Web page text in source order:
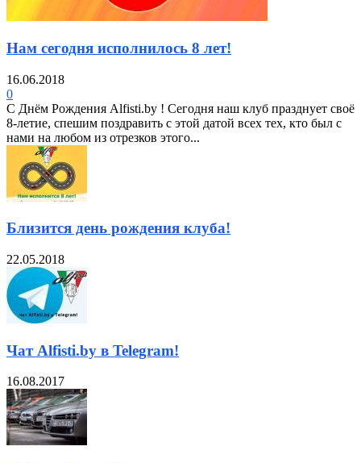
Нам сегодня исполнилось 8 лет!
16.06.2018
0
С Днём Рождения Alfisti.by ! Сегодня наш клуб празднует своё
8-летие, спешим поздравить с этой датой всех тех, кто был с
нами на любом из отрезков этого...
Близится день рождения клуба!
22.05.2018
Чат Alfisti.by в Telegram!
16.08.2017